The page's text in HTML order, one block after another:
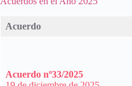
Acuerdo
Acuerdo nº33/2025